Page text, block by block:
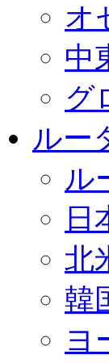
オ
中
グ
ルー
ル
日
北
韓
ヨ